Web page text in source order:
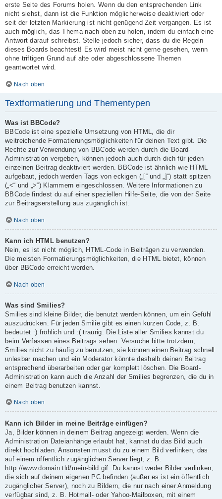
erste Seite des Forums holen. Wenn du den entsprechenden Link
nicht siehst, dann ist die Funktion möglicherweise deaktiviert oder
seit der letzten Markierung ist nicht genügend Zeit vergangen. Es ist
auch möglich, das Thema nach oben zu holen, indem du einfach eine
Antwort darauf schreibst. Stelle jedoch sicher, dass du die Regeln
dieses Boards beachtest! Es wird meist nicht gerne gesehen, wenn
ohne triftigen Grund auf alte oder abgeschlossene Themen
geantwortet wird.
Nach oben
Textformatierung und Thementypen
Was ist BBCode?
BBCode ist eine spezielle Umsetzung von HTML, die dir
weitreichende Formatierungsmöglichkeiten für deinen Text gibt. Die
Rechte zur Verwendung von BBCode werden durch die Board-
Administration vergeben, können jedoch auch durch dich für jeden
einzelnen Beitrag deaktiviert werden. BBCode ist ähnlich wie HTML
aufgebaut, jedoch werden Tags von eckigen („[“ und „]“) statt spitzen
(„<“ und „>“) Klammern eingeschlossen. Weitere Informationen zu
BBCode findest du auf einer speziellen Hilfe-Seite, die von der Seite
zur Beitragserstellung aus zugänglich ist.
Nach oben
Kann ich HTML benutzen?
Nein, es ist nicht möglich, HTML-Code in Beiträgen zu verwenden.
Die meisten Formatierungsmöglichkeiten, die HTML bietet, können
über BBCode erreicht werden.
Nach oben
Was sind Smilies?
Smilies sind kleine Bilder, die benutzt werden können, um ein Gefühl
auszudrücken. Für jeden Smilie gibt es einen kurzen Code, z. B.
bedeutet :) fröhlich und :( traurig. Die Liste aller Smilies kannst du
beim Verfassen eines Beitrags sehen. Versuche bitte trotzdem,
Smilies nicht zu häufig zu benutzen, sie können einen Beitrag schnell
unlesbar machen und ein Moderator könnte deshalb deinen Beitrag
entsprechend überarbeiten oder gar komplett löschen. Die Board-
Administration kann auch die Anzahl der Smilies begrenzen, die du in
einem Beitrag benutzen kannst.
Nach oben
Kann ich Bilder in meine Beiträge einfügen?
Ja, Bilder können in deinem Beitrag angezeigt werden. Wenn die
Administration Dateianhänge erlaubt hat, kannst du das Bild auch
direkt hochladen. Ansonsten musst du zu einem Bild verlinken, das
auf einem öffentlich zugänglichen Server liegt, z. B.
http://www.domain.tld/mein-bild.gif. Du kannst weder Bilder verlinken,
die sich auf deinem eigenen PC befinden (außer es ist ein öffentlich
zugänglicher Server), noch zu Bildern, die nur nach einer Anmeldung
verfügbar sind, z. B. Hotmail- oder Yahoo-Mailboxen, mit einem